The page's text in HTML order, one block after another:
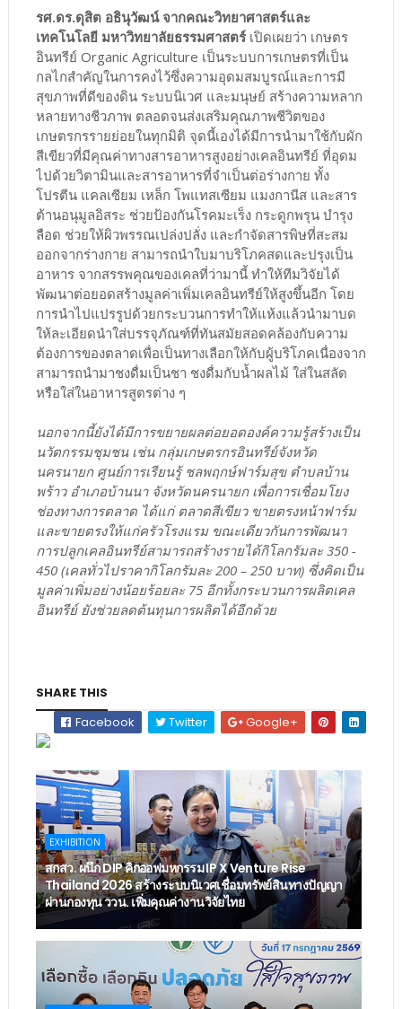
รศ.ดร.ดุสิต อธินุวัฒน์ จากคณะวิทยาศาสตร์และ
เทคโนโลยี มหาวิทยาลัยธรรมศาสตร์ เปิดเผยว่า เกษตร
อินทรีย์ Organic Agriculture เป็นระบบการเกษตรที่เป็น
กลไกสำคัญในการคงไว้ซึ่งความอุดมสมบูรณ์และการมี
สุขภาพที่ดีของดิน ระบบนิเวศ และมนุษย์ สร้างความหลาก
หลายทางชีวภาพ ตลอดจนส่งเสริมคุณภาพชีวิตของ
เกษตรกรรายย่อยในทุกมิติ จุดนี้เองได้มีการนำมาใช้กับผัก
สีเขียวที่มีคุณค่าทางสารอาหารสูงอย่างเคลอินทรีย์ ที่อุดม
ไปด้วยวิตามินและสารอาหารที่จำเป็นต่อร่างกาย ทั้ง
โปรตีน แคลเซียม เหล็ก โพแทสเซียม แมงกานีส และสาร
ต้านอนุมูลอิสระ ช่วยป้องกันโรคมะเร็ง กระดูกพรุน บำรุง
ลือด ช่วยให้ผิวพรรณเปล่งปลั่ง และกำจัดสารพิษที่สะสม
ออกจากร่างกาย สามารถนำใบมาบริโภคสดและปรุงเป็น
อาหาร จากสรรพคุณของเคลที่ว่ามานี้ ทำให้ทีมวิจัยได้
พัฒนาต่อยอดสร้างมูลค่าเพิ่มเคลอินทรีย์ให้สูงขึ้นอีก โดย
การนำไปแปรรูปด้วยกระบวนการทำให้แห้งแล้วนำมาบด
ให้ละเอียดนำใส่บรรจุภัณฑ์ที่ทันสมัยสอดคล้องกับความ
ต้องการของตลาดเพื่อเป็นทางเลือกให้กับผู้บริโภคเนื่องจาก
สามารถนำมาชงดื่มเป็นชา ชงดื่มกับน้ำผลไม้ ใส่ในสลัด
หรือใส่ในอาหารสูตรต่าง ๆ
นอกจากนี้ยังได้มีการขยายผลต่อยอดองค์ความรู้สร้างเป็น
นวัตกรรมชุมชน เช่น กลุ่มเกษตรกรอินทรีย์จังหวัด
นครนายก ศูนย์การเรียนรู้ ชลพฤกษ์ฟาร์มสุข ตำบลบ้าน
พร้าว อำเภอบ้านนา จังหวัดนครนายก เพื่อการเชื่อมโยง
ช่องทางการตลาด ได้แก่ ตลาดสีเขียว ขายตรงหน้าฟาร์ม
และขายตรงให้แก่ครัวโรงแรม ขณะเดียวกันการพัฒนา
การปลูกเคลอินทรีย์สามารถสร้างรายได้กิโลกรัมละ 350 -
450 (เคลทั่วไปราคากิโลกรัมละ 200 – 250 บาท) ซึ่งคิดเป็น
มูลค่าเพิ่มอย่างน้อยร้อยละ 75 อีกทั้งกระบวนการผลิตเคล
อินทรีย์ ยังช่วยลดต้นทุนการผลิตได้อีกด้วย
SHARE THIS
Facebook
Twitter Google+
EXHIBITION
สกสว. ผนึก DIP คิกออฟมหกรรม IP X Venture Rise
Thailand 2026 สร้างระบบนิเวศเชื่อมทรัพย์สินทางปัญญา
ผ่านกองทุน ววน. เพิ่มคุณค่างานวิจัยไทย